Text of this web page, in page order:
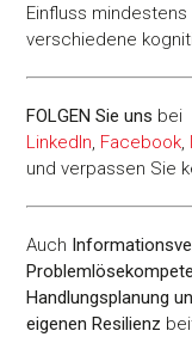
Einfluss
verschiedene
FOLGEN Sie uns bei
LinkedIn, Facebook,
und verpassen Sie
Auch
Handlungsplanung
eigenen Resilienz